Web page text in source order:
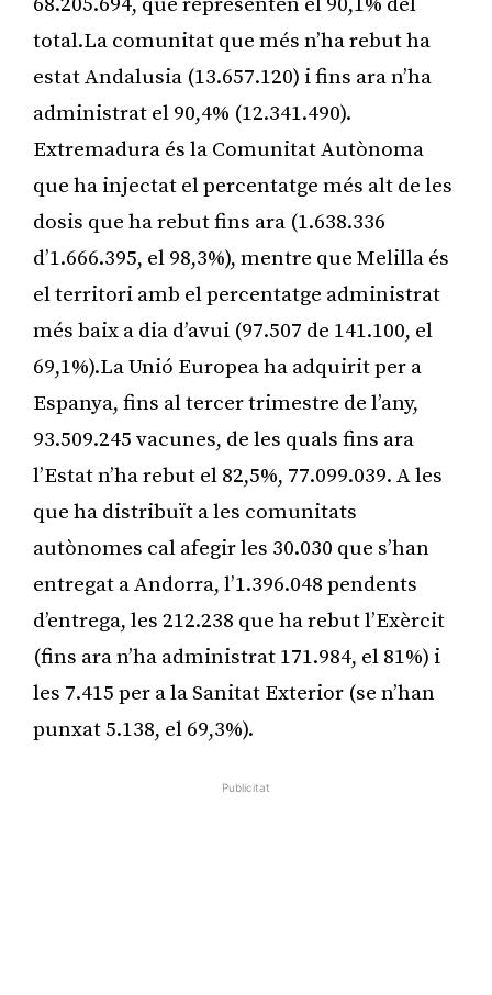
total.La comunitat que més n’ha rebut ha
estat Andalusia (13.657.120) i fins ara n’ha
administrat el 90,4% (12.341.490).
Extremadura és la Comunitat Autònoma
que ha injectat el percentatge més alt de les
dosis que ha rebut fins ara (1.638.336
d’1.666.395, el 98,3%), mentre que Melilla és
el territori amb el percentatge administrat
més baix a dia d’avui (97.507 de 141.100, el
69,1%).La Unió Europea ha adquirit per a
Espanya, fins al tercer trimestre de l’any,
93.509.245 vacunes, de les quals fins ara
l’Estat n’ha rebut el 82,5%, 77.099.039. A les
que ha distribuït a les comunitats
autònomes cal afegir les 30.030 que s’han
entregat a Andorra, l’1.396.048 pendents
d’entrega, les 212.238 que ha rebut l’Exèrcit
(fins ara n’ha administrat 171.984, el 81%) i
les 7.415 per a la Sanitat Exterior (se n’han
punxat 5.138, el 69,3%).
Publicitat